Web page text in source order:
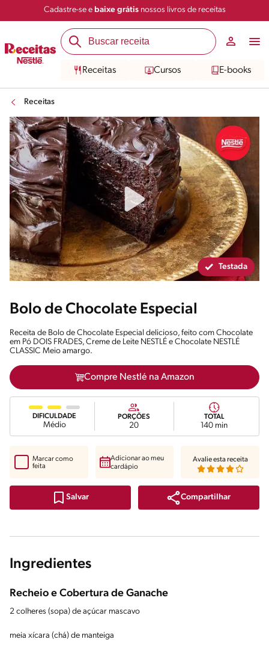
Cadastre-se e baixe grátisnossos livros de receitas
Receitas Cursos E-books
Receitas
Salvar Compartilhar
Testada
Bolo de Chocolate Especial
Receita de Bolo de Chocolate Especial delicioso, feito com Chocolate
em Pó DOIS FRADES, Creme de Leite NESTLÉ e Chocolate NESTLÉ
CLASSIC Meio amargo.
Compre Nestlé na Amazon
DIFICULDADE
Médio
PORÇÕES
20
TOTAL
140 min
Salvar Compartilhar
Marcar como
feita
Adicionar ao meu
cardápio
Avalie esta receita
Ingredientes
Recheio e Cobertura de Ganache
2 colheres (sopa) de açúcar mascavo
meia xícara (chá) de manteiga